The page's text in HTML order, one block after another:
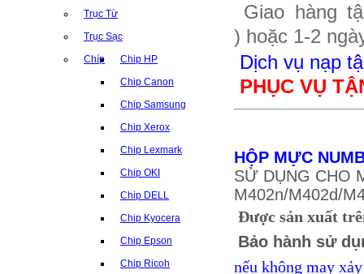
Trục Từ
Trục Sạc
Chíp Chip HP
Chip Canon
Chip Samsung
Chip Xerox
Chip Lexmark
Chip OKI
Chip DELL
Chip Kyocera
Chip Epson
Chip Ricoh
Giao hàng
) hoặc 1-2
Dịch vụ nạp
PHỤC VỤ
HỘP MỰC
SỬ DỤNG CHO
M402n/M402d/
Được sản xuất
Bảo hành sử
nếu không may